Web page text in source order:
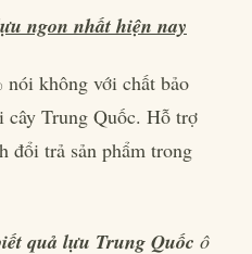
ngon nhất hiện nay
không với chất bảo
Trung Quốc. Hỗ trợ
đổi trả sản phẩm trong
quả lựu Trung Quốc ô